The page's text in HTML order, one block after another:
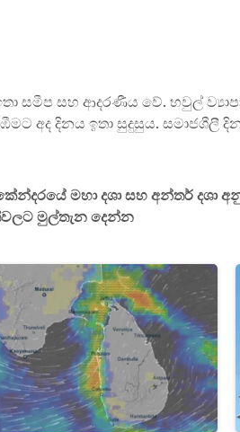
සමීප සහ ආදරණීය වේ. හවුල්
අද දිනය ඉතා සුදුසුය. සමාජශීලී
මහා දශා සහ අන්තර් දශා
මුල්තැන දෙන්න